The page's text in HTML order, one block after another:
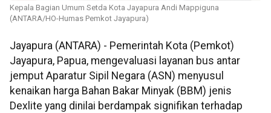
Kepala Bagian Umum Setda Kota Jayapura Andi Mappiguna
(ANTARA/HO-Humas Pemkot Jayapura)
Jayapura (ANTARA) - Pemerintah Kota (Pemkot)
Jayapura, Papua, mengevaluasi layanan bus antar
jemput Aparatur Sipil Negara (ASN) menyusul
kenaikan harga Bahan Bakar Minyak (BBM) jenis
Dexlite yang dinilai berdampak signifikan terhadap